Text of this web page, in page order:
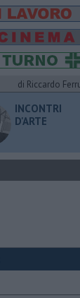
di Riccardo
INCONTRI
D'ARTE